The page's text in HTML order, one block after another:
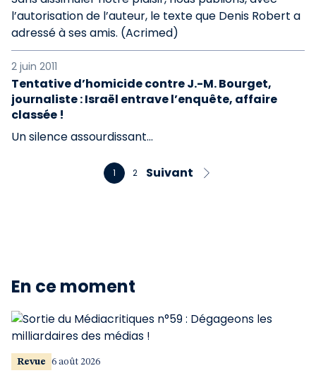
l’autorisation de l’auteur, le texte que Denis Robert a
adressé à ses amis. (Acrimed)
2 juin 2011
Tentative d’homicide contre J.-M. Bourget,
journaliste : Israël entrave l’enquête, affaire
classée !
Un silence assourdissant...
1 2 Suivant
En ce moment
Revue 6 août 2026